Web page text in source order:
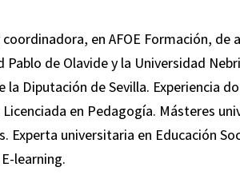
en AFOE Formación,
Pablo de Olavide y la Universidad
la Diputación de Sevilla. Experiencia
Licenciada en Pedagogía. Másteres
Experta universitaria en Educación
learning.